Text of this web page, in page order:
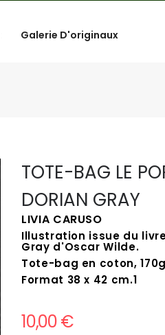
Galerie D'originaux
TOTE-BAG LE
DORIAN GRAY
LIVIA CARUSO
Illustration issue du
Gray d'Oscar Wilde.
Tote-bag en coton,
Format 38 x 42 cm.1
10,00 €